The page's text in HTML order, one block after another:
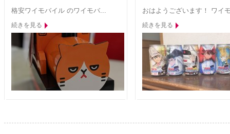
格安ワイモバイル のワイモバ...
続きを見る
おはようございます！ ワイ
続きを見る